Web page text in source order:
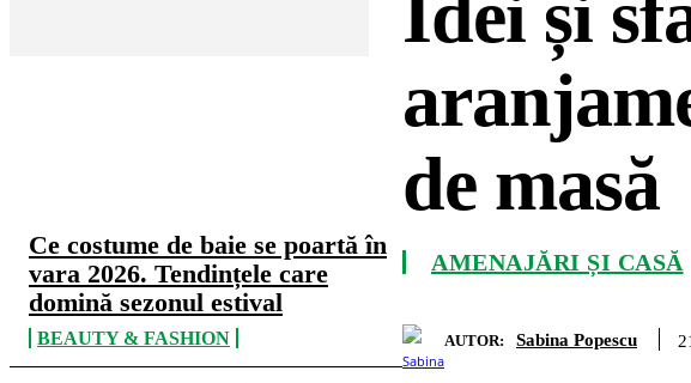
Ce costume de baie se poartă în
vara 2026. Tendințele care
domină sezonul estival
BEAUTY & FASHION
de masă
AMENAJĂRI ȘI CASĂ
AUTOR: Sabina Popescu